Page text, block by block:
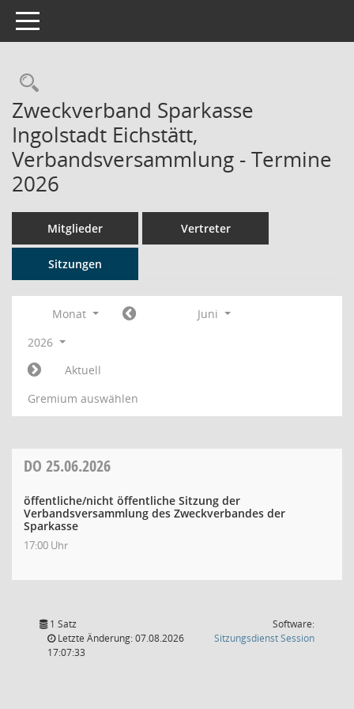
Toggle navigation
Rechercheauswahl
Zweckverband Sparkasse
Ingolstadt Eichstätt,
Verbandsversammlung - Termine
2026
Mitglieder Vertreter
Sitzungen
Monat
Juni
2026
Aktuell
Gremium auswählen
DO 25.06.2026
öffentliche/nicht öffentliche Sitzung der
Verbandsversammlung des Zweckverbandes der
Sparkasse
17:00 Uhr
1 Satz
Letzte Änderung: 07.08.2026
17:07:33
Software:
SitzungsdienstSession(Wird in